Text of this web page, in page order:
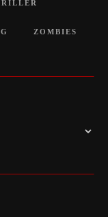
ZOMBIES